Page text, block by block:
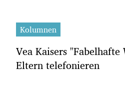
Kolumnen
Vea Kaisers
Eltern telefonieren